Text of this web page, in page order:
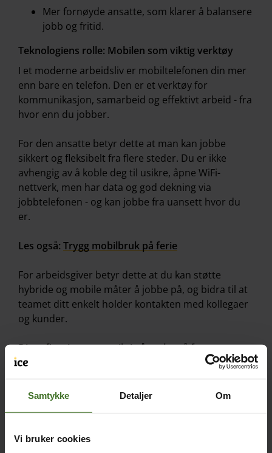
Samtykke Detaljer Om
Vi bruker cookies
Mer fornøyde ansatte, som klarer å balansere
jobb og fritid.
Teknologiens rolle: Mobilen som viktig verktøy
I et moderne arbeidsliv er mobiltelefonen din mer
enn bare en telefon. Den er et verktøy for
kommunikasjon, samarbeid og effektivt arbeid - fra
hvor enn du jobber.
For den ansatte betyr dette at man kan jobbe
sikkert og fleksibelt fra flere steder. Du er ikke
avhengig av å koble deg til usikre, åpne WiFi-
nettverk, men har data og god dekning via
jobbtelefonen - og kan jobbe fra uansett hvor du
er.
Les også: Trygg mobilbruk på ferie
For arbeidsgiver betyr dette at du kan støtte
hybride og mobile måter å jobbe på, og bidra til at
teamet ditt enkelt holder kontakten med kollegaer
og kunder.
Disse fire tingene er viktig å tenke på for en
effektiv arbeidsflyt:
En bedrift som har erfart det er
Produksjon, som har valgt